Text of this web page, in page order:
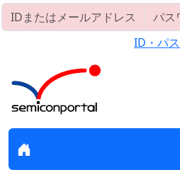
ID・パ